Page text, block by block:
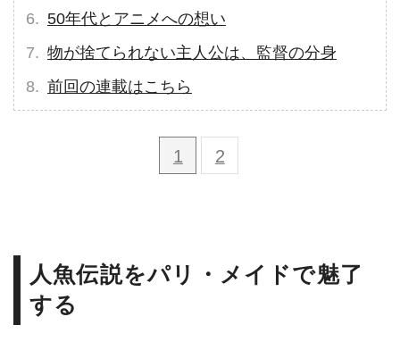
50年代とアニメへの想い
物が捨てられない主人公は、監督の分身
前回の連載はこちら
1 2
人魚伝説をパリ・メイドで魅了
する